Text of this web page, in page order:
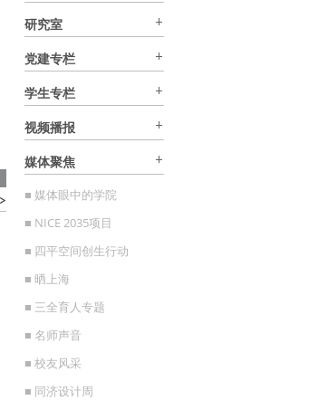
研究室
党建专栏
学生专栏
视频播报
媒体聚焦
■ 媒体眼中的学院
■ NICE 2035项目
■ 四平空间创生行动
■ 晒上海
■ 三全育人专题
■ 名师声音
■ 校友风采
■ 同济设计周